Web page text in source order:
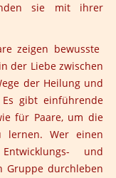
sie mit ihrer
zeigen bewusste
der Liebe zwischen
der Heilung und
Es gibt einführende
für Paare, um die
lernen. Wer einen
und
Gruppe durchleben